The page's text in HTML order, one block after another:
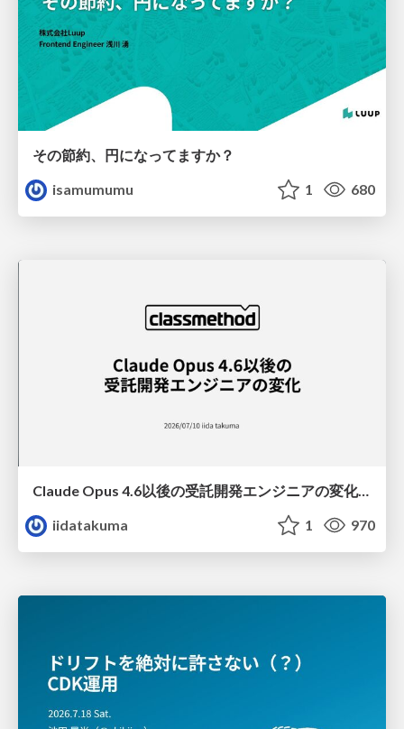
その節約、円になってますか？
isamumumu
1 680
Claude Opus 4.6以後の受託開発エンジニアの変化(Claude Code開発ノウハウ大公開スペシャルbyクラスメソッド)
iidatakuma
1 970